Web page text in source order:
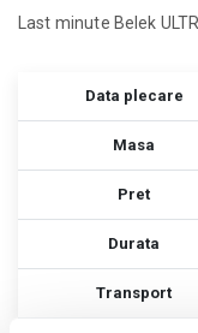
Last minute Belek
Data plecare
Masa
Pret
Durata
Transport